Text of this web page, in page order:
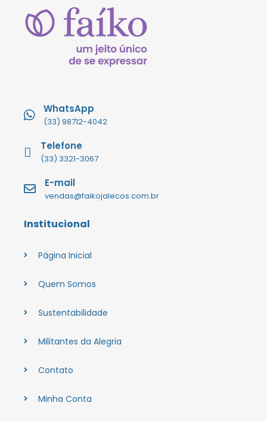
WhatsApp
(33) 98712-4042
Telefone
(33) 3321-3067
E-mail
vendas@faikojalecos.com.br
Institucional
Página Inicial
Quem Somos
Sustentabilidade
Militantes da Alegria
Contato
Minha Conta